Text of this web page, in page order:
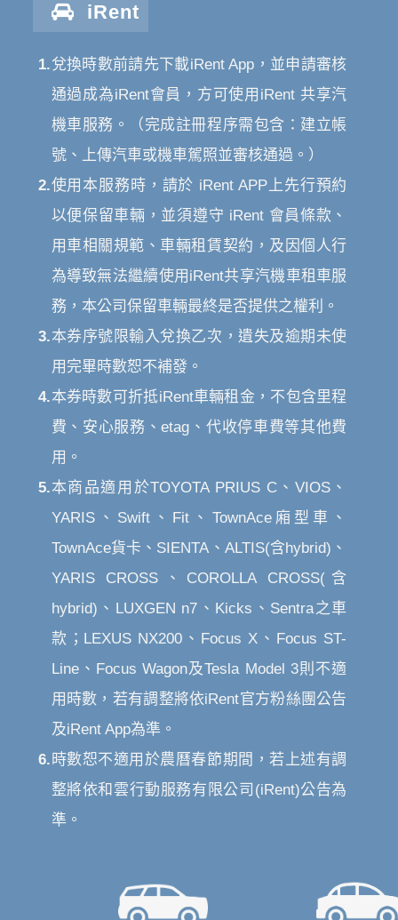
iRent
1.兌換時數前請先下載iRent App，並申請審核
通過成為iRent會員，方可使用iRent 共享汽
機車服務。（完成註冊程序需包含：建立帳
號、上傳汽車或機車駕照並審核通過。）
2.使用本服務時，請於 iRent APP上先行預約
以便保留車輛，並須遵守 iRent 會員條款、
用車相關規範、車輛租賃契約，及因個人行
為導致無法繼續使用iRent共享汽機車租車服
務，本公司保留車輛最終是否提供之權利。
3.本券序號限輸入兌換乙次，遺失及逾期未使
用完畢時數恕不補發。
4.本券時數可折抵iRent車輛租金，不包含里程
費、安心服務、etag、代收停車費等其他費
用。
5.本商品適用於TOYOTA PRIUS C、VIOS、
YARIS、Swift、Fit、TownAce廂型車、
TownAce貨卡、SIENTA、ALTIS(含hybrid)、
YARIS CROSS、COROLLA CROSS(含
hybrid)、LUXGEN n7、Kicks、Sentra之車
款；LEXUS NX200、Focus X、Focus ST-
Line、Focus Wagon及Tesla Model 3則不適
用時數，若有調整將依iRent官方粉絲團公告
及iRent App為準。
6. 時數恕不適用於農曆春節期間，若上述有調
整將依和雲行動服務有限公司(iRent)公告為
準。